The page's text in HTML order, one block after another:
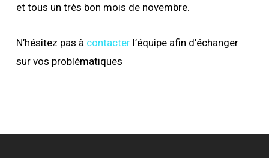
et tous un très bon mois de novembre.
N’hésitez pas à contacterl’équipe afin d’échanger
sur vos problématiques